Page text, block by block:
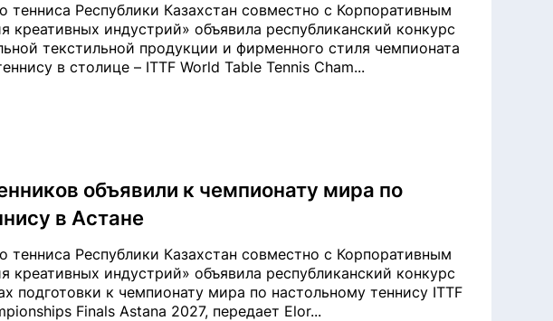
тенниса Республики Казахстан совместно с Корпоративным
креативных индустрий» объявила республиканский конкурс
текстильной продукции и фирменного стиля чемпионата
в столице – ITTF World Table Tennis Cham...
объявили к чемпионату мира по
в Астане
тенниса Республики Казахстан совместно с Корпоративным
креативных индустрий» объявила республиканский конкурс
подготовки к чемпионату мира по настольному теннису ITTF
Finals Astana 2027, передает Elor...